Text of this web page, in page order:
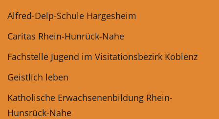
Alfred-Delp-Schule Hargesheim
Caritas Rhein-Hunrück-Nahe
Fachstelle Jugend im Visitationsbezirk Koblenz
Geistlich leben
Katholische Erwachsenenbildung Rhein-
Hunsrück-Nahe